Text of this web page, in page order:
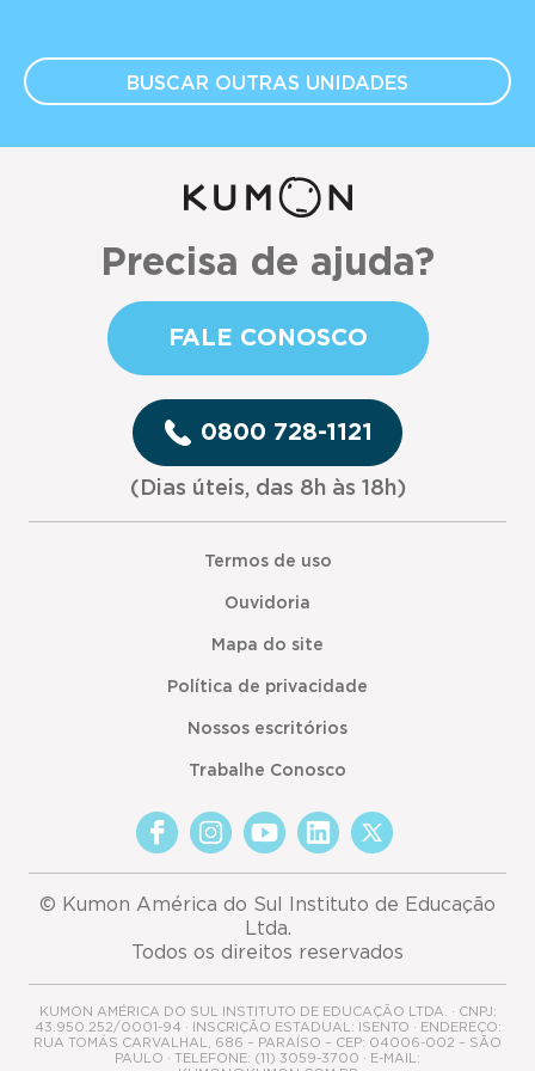
BUSCAR OUTRAS UNIDADES
Precisa de ajuda?
FALE CONOSCO
0800 728-1121
(Dias úteis, das 8h às 18h)
Termos de uso
Ouvidoria
Mapa do site
Política de privacidade
Nossos escritórios
Trabalhe Conosco
© Kumon América do Sul Instituto de Educação
Ltda.
Todos os direitos reservados
KUMON AMÉRICA DO SUL INSTITUTO DE EDUCAÇÃO LTDA. · CNPJ:
43.950.252/0001-94 · INSCRIÇÃO ESTADUAL: ISENTO · ENDEREÇO:
RUA TOMÁS CARVALHAL, 686 – PARAÍSO – CEP: 04006-002 – SÃO
PAULO · TELEFONE: (11) 3059-3700 · E-MAIL: